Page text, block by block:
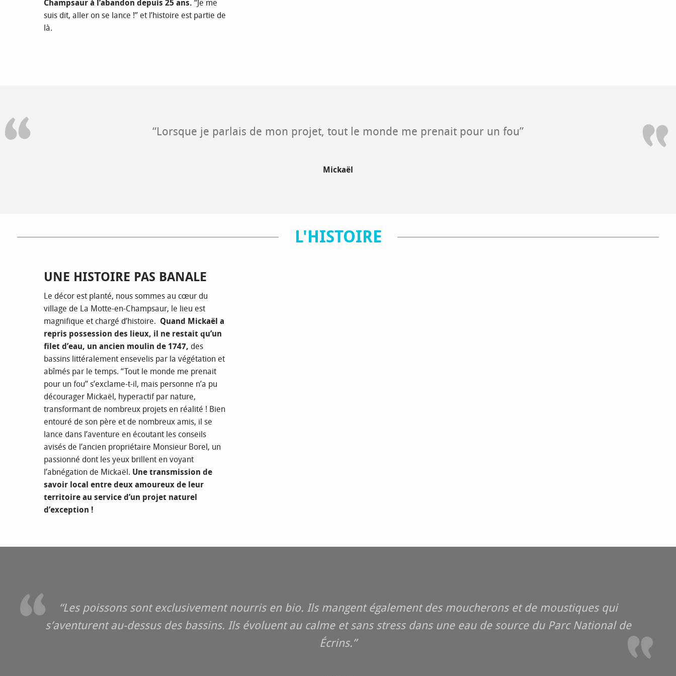
Champsaur à l’abandon depuis 25 ans. “Je me
suis dit, aller on se lance !” et l’histoire est partie de
là.
“Lorsque je parlais de mon projet, tout le monde me prenait pour un fou”
Mickaël
L'HISTOIRE
UNE HISTOIRE PAS BANALE
Le décor est planté, nous sommes au cœur du
village de La Motte-en-Champsaur, le lieu est
magnifique et chargé d’histoire. Quand Mickaël a
repris possession des lieux, il ne restait qu’un
filet d’eau, un ancien moulin de 1747, des
bassins littéralement ensevelis par la végétation et
abîmés par le temps. “Tout le monde me prenait
pour un fou” s’exclame-t-il, mais personne n’a pu
décourager Mickaël, hyperactif par nature,
transformant de nombreux projets en réalité ! Bien
entouré de son père et de nombreux amis, il se
lance dans l’aventure en écoutant les conseils
avisés de l’ancien propriétaire Monsieur Borel, un
passionné dont les yeux brillent en voyant
l’abnégation de Mickaël. Une transmission de
savoir local entre deux amoureux de leur
territoire au service d’un projet naturel
d’exception !
“Les poissons sont exclusivement nourris en bio. Ils mangent également des moucherons et de moustiques qui
s’aventurent au-dessus des bassins. Ils évoluent au calme et sans stress dans une eau de source du Parc National de
Écrins.”